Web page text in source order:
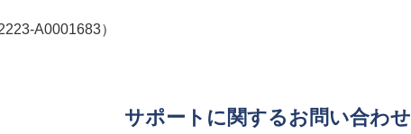
A0001683）
サポートに関するお問い合わせ